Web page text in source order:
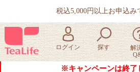
税込5,000円以上お申込み
※キャンペーンは終了